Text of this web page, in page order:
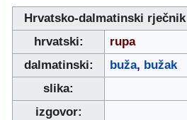
Hrvatsko-dalmatinski rječnik
hrvatski:
rupa
dalmatinski:
buža, bužak
slika:
izgovor: